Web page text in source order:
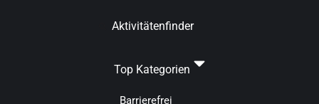
Aktivitätenfinder
Top Kategorien
Barrierefrei